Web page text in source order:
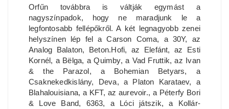
Orfűn továbbra is váltják egymást a
nagyszínpadok, hogy ne maradjunk le a
legfontosabb fellépőkről. A két legnagyobb zenei
helyszínen lép fel a Carson Coma, a 30Y, az
Analog Balaton, Beton.Hofi, az Elefánt, az Esti
Kornél, a Bëlga, a Quimby, a Vad Fruttik, az Ivan
& the Parazol, a Bohemian Betyars, a
Csaknekedkislány, Deva, a Platon Karataev, a
Blahalouisiana, a KFT, az aurevoir., a Péterfy Bori
& Love Band, 6363, a Lóci játszik, a Kollár-